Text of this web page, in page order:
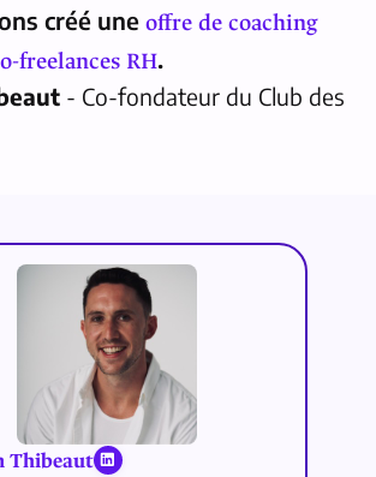
créé une offre de coaching
freelances RH.
- Co-fondateur du Club des
Thibeaut